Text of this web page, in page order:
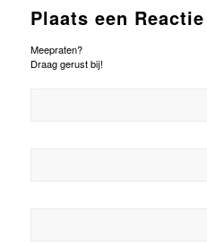
Plaats een Reactie
Meepraten?
Draag gerust bij!